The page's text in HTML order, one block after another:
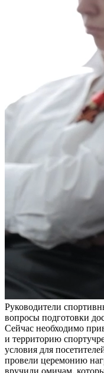
Руководители
вопросы подготовки
Сейчас необходимо
и территорию
условия для
провели церемонию